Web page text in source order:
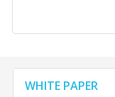
WHITE PAPER